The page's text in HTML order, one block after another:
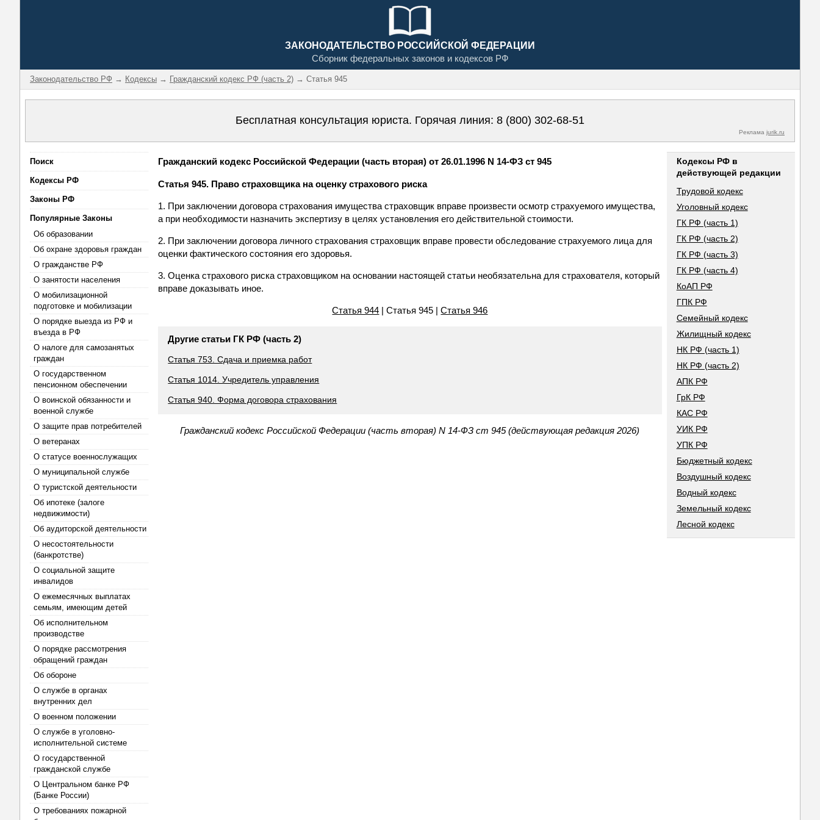
ЗАКОНОДАТЕЛЬСТВО РОССИЙСКОЙ ФЕДЕРАЦИИ
Сборник федеральных законов и кодексов РФ
Законодательство РФ → Кодексы → Гражданский кодекс РФ (часть 2) → Статья 945
Бесплатная консультация юриста. Горячая линия: 8 (800) 302-68-51
Реклама jurik.ru
Поиск
Кодексы РФ
Законы РФ
Популярные Законы
Об образовании
Об охране здоровья граждан
О гражданстве РФ
О занятости населения
О мобилизационной
подготовке и мобилизации
О порядке выезда из РФ и
въезда в РФ
О налоге для самозанятых
граждан
О государственном
пенсионном обеспечении
О воинской обязанности и
военной службе
О защите прав потребителей
О ветеранах
О статусе военнослужащих
О муниципальной службе
О туристской деятельности
Об ипотеке (залоге
недвижимости)
Об аудиторской деятельности
О несостоятельности
(банкротстве)
О социальной защите
инвалидов
О ежемесячных выплатах
семьям, имеющим детей
Об исполнительном
производстве
О порядке рассмотрения
обращений граждан
Об обороне
О службе в органах
внутренних дел
О военном положении
О службе в уголовно-
исполнительной системе
О государственной
гражданской службе
О Центральном банке РФ
(Банке России)
О требованиях пожарной
Гражданский кодекс Российской Федерации (часть вторая) от 26.01.1996 N 14-ФЗ ст 945
Статья 945. Право страховщика на оценку страхового риска
1. При заключении договора страхования имущества страховщик вправе произвести осмотр страхуемого имущества,
а при необходимости назначить экспертизу в целях установления его действительной стоимости.
2. При заключении договора личного страхования страховщик вправе провести обследование страхуемого лица для
оценки фактического состояния его здоровья.
3. Оценка страхового риска страховщиком на основании настоящей статьи необязательна для страхователя, который
вправе доказывать иное.
Статья 944 | Статья 945 |Статья 946
Другие статьи ГК РФ (часть 2)
Статья 753. Сдача и приемка работ
Статья 1014. Учредитель управления
Статья 940. Форма договора страхования
Гражданский кодекс Российской Федерации (часть вторая) N 14-ФЗ ст 945 (действующая редакция 2026)
Кодексы РФ в
действующей редакции
Трудовой кодекс
Уголовный кодекс
ГК РФ (часть 1)
ГК РФ (часть 2)
ГК РФ (часть 3)
ГК РФ (часть 4)
КоАП РФ
ГПК РФ
Семейный кодекс
Жилищный кодекс
НК РФ (часть 1)
НК РФ (часть 2)
АПК РФ
ГрК РФ
КАС РФ
УИК РФ
УПК РФ
Бюджетный кодекс
Воздушный кодекс
Водный кодекс
Земельный кодекс
Лесной кодекс